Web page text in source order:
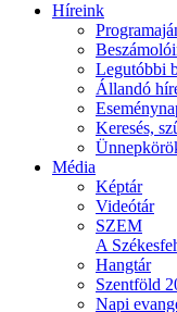
Híreink
Legutóbbi
Állandó
Keresés,
Média
Képtár
Videótár
SZEM
A
Hangtár
Szentföld
Napi